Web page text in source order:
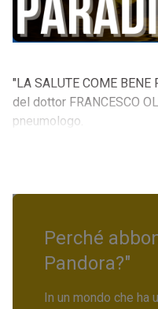
"LA SALUTE COME BENE
del dottor FRANCESCO
pneumologo.
Perché
Pandora?"
In un mondo che ha